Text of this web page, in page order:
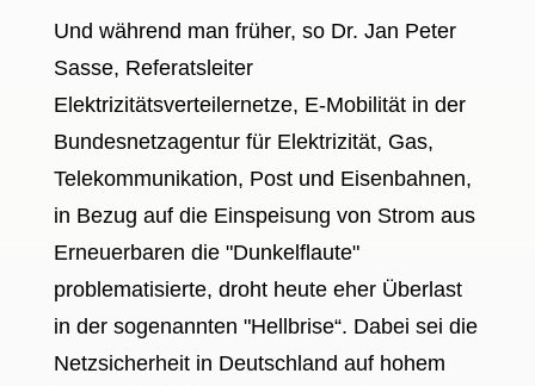
Und während man früher, so Dr. Jan Peter
Sasse, Referatsleiter
Elektrizitätsverteilernetze, E-Mobilität in der
Bundesnetzagentur für Elektrizität, Gas,
Telekommunikation, Post und Eisenbahnen,
in Bezug auf die Einspeisung von Strom aus
Erneuerbaren die "Dunkelflaute"
problematisierte, droht heute eher Überlast
in der sogenannten "Hellbrise“. Dabei sei die
Netzsicherheit in Deutschland auf hohem